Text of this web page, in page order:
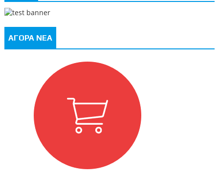
ΑΓΟΡΑ ΝΕΑ